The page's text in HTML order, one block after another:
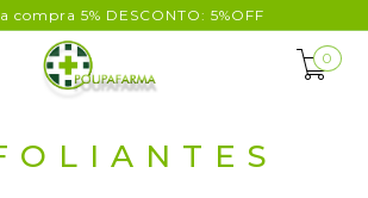
compra 5% DESCONTO: 5%OFF
0